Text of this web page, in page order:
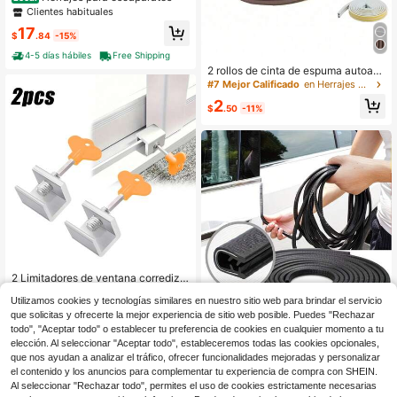
Clientes habituales
$17.84 -15%
4-5 días hábiles
Free Shipping
2 Limitadores de ventana corrediza
de marco de ventana ajustable con
llave apta para uso doméstico y de
oficina
70+ vendidos
$2.90 -9%
2 rollos de cinta de espuma autoad
hesiva, tira de sellado a prueba de s
onido, polvo y viento para puertas y
ventanas
#7 Mejor Calificado en Herrajes para ventanas
$2.50 -11%
Ahorro de $7.24
Local Amortiguador de puerta de co
che negro - Adecuado, duradero to
pe de goma negra para puertas de c
oches, camiones, SUV - Reduce el r
uido, protección contra golpes, fácil
$5.86 -55%
4-5 días hábiles
Utilizamos cookies y tecnologías similares en nuestro sitio web para brindar el servicio
que solicitas y ofrecerte la mejor experiencia de sitio web posible. Puedes "Rechazar
todo", "Aceptar todo" o establecer tu preferencia de cookies en cualquier momento a tu
elección. Al seleccionar "Aceptar todo", estableceremos todas las cookies opcionales,
que nos ayudan a analizar el tráfico, ofrecer funcionalidades mejoradas y personalizar
el contenido y los anuncios para complementar tu experiencia de compra con SHEIN.
Al seleccionar "Rechazar todo", permites el uso de cookies estrictamente necesarias